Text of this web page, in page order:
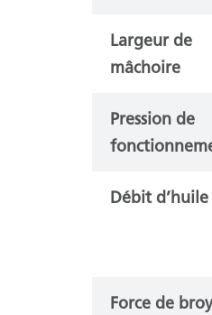
Largeur de
mâchoire
Pression de
Débit d’huile
Force de